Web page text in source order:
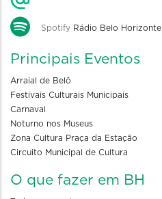
Spotify Rádio Belo Horizonte
Principais Eventos
Arraial de Belô
Festivais Culturais Municipais
Carnaval
Noturno nos Museus
Zona Cultura Praça da Estação
Circuito Municipal de Cultura
O que fazer em BH